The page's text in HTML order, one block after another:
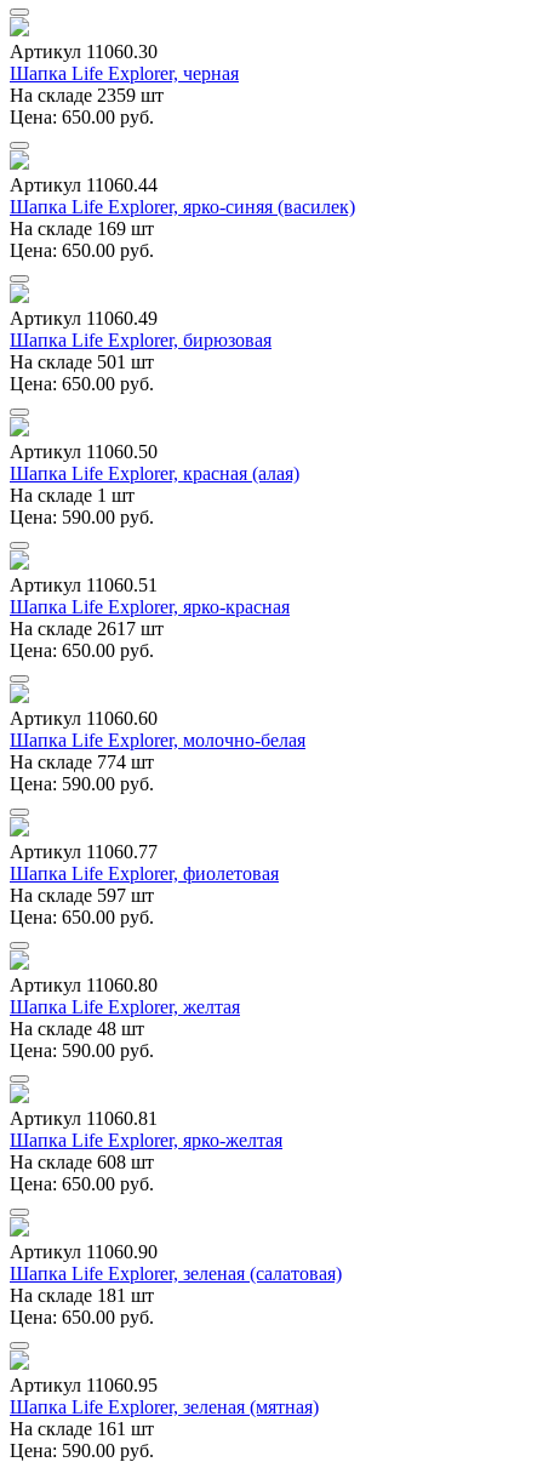
Артикул 11060.30
Шапка Life Explorer, черная
На складе 2359 шт
Цена: 650.00 руб.
Артикул 11060.44
Шапка Life Explorer, ярко-синяя (василек)
На складе 169 шт
Цена: 650.00 руб.
Артикул 11060.49
Шапка Life Explorer, бирюзовая
На складе 501 шт
Цена: 650.00 руб.
Артикул 11060.50
Шапка Life Explorer, красная (алая)
На складе 1 шт
Цена: 590.00 руб.
Артикул 11060.51
Шапка Life Explorer, ярко-красная
На складе 2617 шт
Цена: 650.00 руб.
Артикул 11060.60
Шапка Life Explorer, молочно-белая
На складе 774 шт
Цена: 590.00 руб.
Артикул 11060.77
Шапка Life Explorer, фиолетовая
На складе 597 шт
Цена: 650.00 руб.
Артикул 11060.80
Шапка Life Explorer, желтая
На складе 48 шт
Цена: 590.00 руб.
Артикул 11060.81
Шапка Life Explorer, ярко-желтая
На складе 608 шт
Цена: 650.00 руб.
Артикул 11060.90
Шапка Life Explorer, зеленая (салатовая)
На складе 181 шт
Цена: 650.00 руб.
Артикул 11060.95
Шапка Life Explorer, зеленая (мятная)
На складе 161 шт
Цена: 590.00 руб.